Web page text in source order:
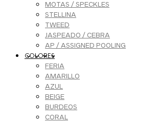
MOTAS / SPECKLES
STELLINA
TWEED
JASPEADO / CEBRA
AP / ASSIGNED POOLING
COLORES
FERIA
AMARILLO
AZUL
BEIGE
BURDEOS
CORAL